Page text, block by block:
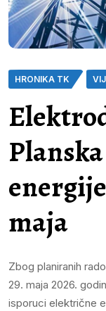
HRONIKA TK
maja
Zbog planiranih
29. maja 2026.
isporuci električne